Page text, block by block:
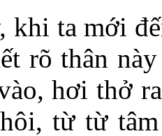
khi ta mới
rõ thân
hơi thở
từ từ